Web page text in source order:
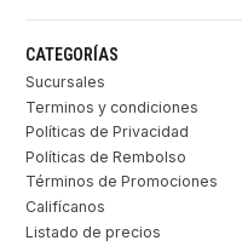
CATEGORÍAS
Sucursales
Terminos y condiciones
Políticas de Privacidad
Políticas de Rembolso
Términos de Promociones
Califícanos
Listado de precios